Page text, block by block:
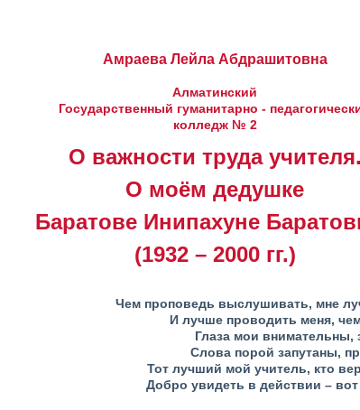
Амраева Лейла Абдрашитовна
Алматинский
Государственный гуманитарно -
колледж № 2
О важности труда учителя.
О моём дедушке
Баратове Инипахуне
(1932 – 2000 гг.)
Чем проповедь выслушивать, мне
И лучше проводить меня,
Глаза мои внимательны,
Слова порой запутаны,
Тот лучший мой учитель, кто
Добро увидеть в действии –